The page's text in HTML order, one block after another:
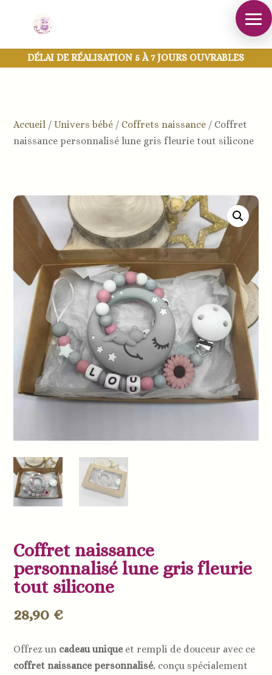
DÉLAI DE RÉALISATION 5 À 7 JOURS OUVRABLES
Accueil /Univers bébé / Coffrets naissance / Coffret
naissance personnalisé lune gris fleurie tout silicone
Coffret naissance
personnalisé lune gris fleurie
tout silicone
28,90 €
Offrez un cadeau uniqueet rempli de douceur avec ce
coffret naissance personnalisé, conçu spécialement